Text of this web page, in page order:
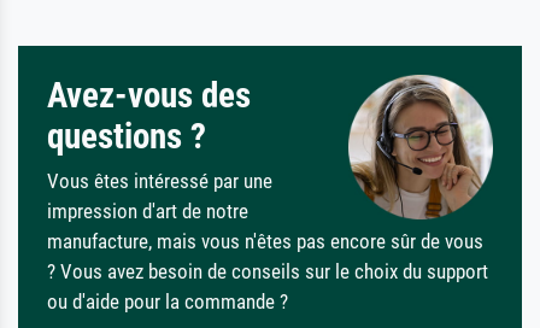
Avez-vous des
questions ?
Vous êtes intéressé par une
impression d'art de notre
manufacture, mais vous n'êtes pas encore sûr de vous
? Vous avez besoin de conseils sur le choix du support
ou d'aide pour la commande ?